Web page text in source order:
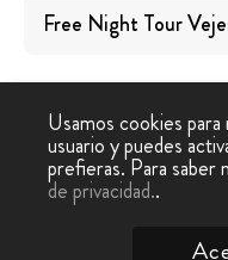
Free Night Tour
Tour
Gratis - Free Tour
la Frontera
Usamos cookies
usuario y puedes
prefieras. Para saber
de privacidad..